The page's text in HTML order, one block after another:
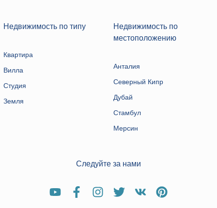
Недвижимость по типу
Квартира
Вилла
Студия
Земля
Недвижимость по
местоположению
Анталия
Северный Кипр
Дубай
Стамбул
Мерсин
Следуйте за нами